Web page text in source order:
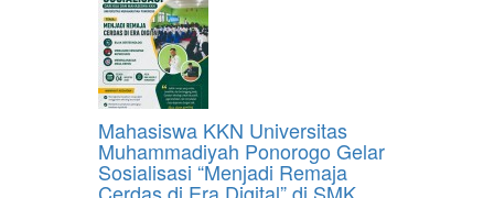
Mahasiswa KKN Universitas
Muhammadiyah Ponorogo Gelar
Sosialisasi “Menjadi Remaja
Cerdas di Era Digital” di SMK